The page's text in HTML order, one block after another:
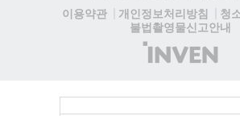
이용약관
개인정보처리방침
청
불법촬영물신고안내
(주)
인